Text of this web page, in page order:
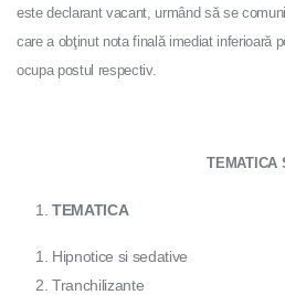
este declarant vacant, urmând să se
care a obţinut nota finală imediat inferioară
ocupa postul respectiv.
TEMATICA SI
TEMATICA
Hipnotice si sedative
Tranchilizante